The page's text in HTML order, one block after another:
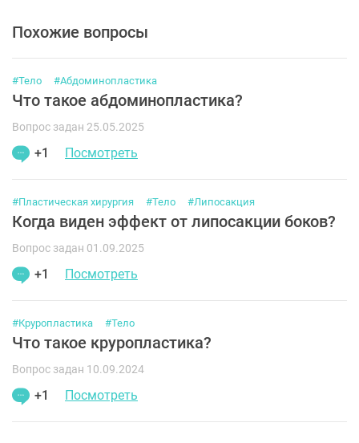
Похожие вопросы
#Тело #Абдоминопластика
Что такое абдоминопластика?
Вопрос задан 25.05.2025
+1 Посмотреть
#Пластическая хирургия #Тело #Липосакция
Когда виден эффект от липосакции боков?
Вопрос задан 01.09.2025
+1 Посмотреть
#Круропластика #Тело
Что такое круропластика?
Вопрос задан 10.09.2024
+1 Посмотреть